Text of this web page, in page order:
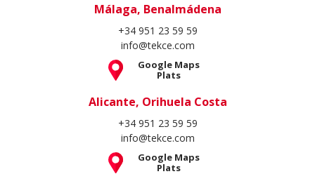
Málaga, Benalmádena
+34 951 23 59 59
info@tekce.com
Google Maps
Plats
Alicante, Orihuela Costa
+34 951 23 59 59
info@tekce.com
Google Maps
Plats